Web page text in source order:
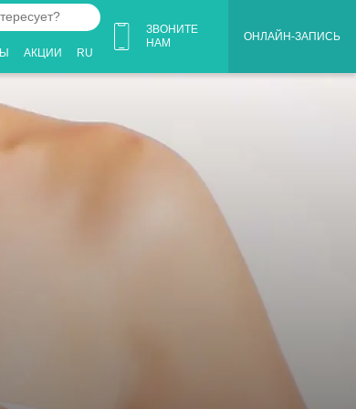
АКЦИИ RU
ЗВОНИТЕ
НАМ
ОНЛАЙН-ЗАПИСЬ